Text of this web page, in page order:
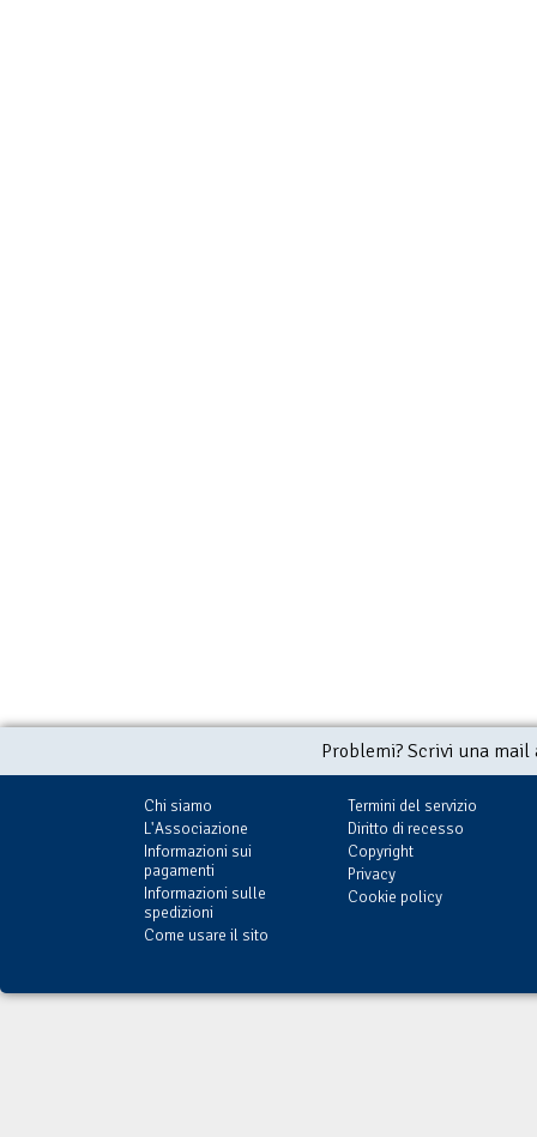
Problemi? Scrivi una
Chi siamo
L'Associazione
Informazioni sui
pagamenti
Informazioni sulle
spedizioni
Come usare il sito
Termini del servizio
Diritto di recesso
Copyright
Privacy
Cookie policy